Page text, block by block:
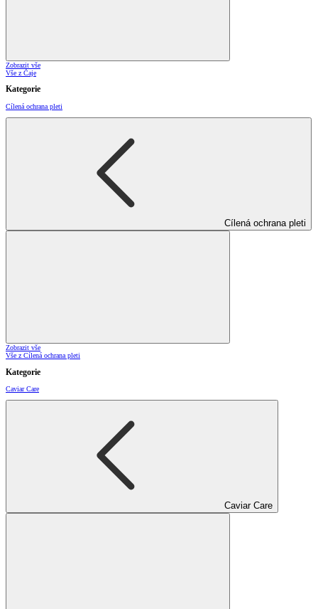
Zobrazit vše
Vše z Čaje
Kategorie
Cílená ochrana pleti
Cílená ochrana pleti
Zobrazit vše
Vše z Cílená ochrana pleti
Kategorie
Caviar Care
Caviar Care